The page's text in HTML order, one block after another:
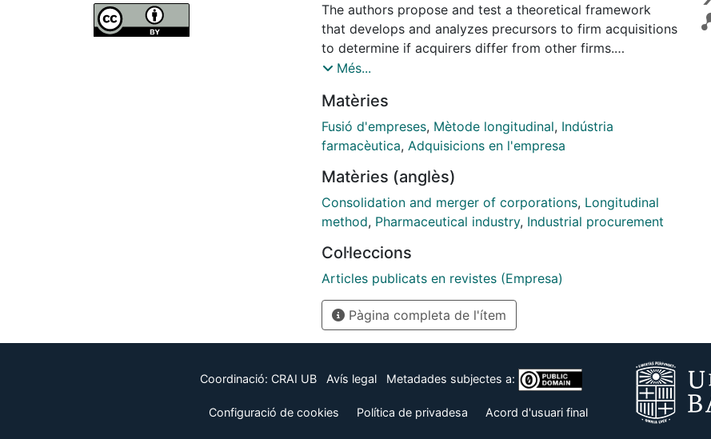
The authors propose and test a theoretical framework
that develops and analyzes precursors to firm acquisitions
to determine if acquirers differ from other firms.
Design/methodology/approach The authors use
firms in the global pharmaceutical industry from 1991 to
2012 with 1,327 firm-year observations (...)
Més...
Matèries
Fusió d'empreses, Mètode longitudinal, Indústria
farmacèutica, Adquisicions en l'empresa
Matèries (anglès)
Consolidation and merger of corporations, Longitudinal
method, Pharmaceutical industry, Industrial procurement
Col·leccions
Articles publicats en revistes (Empresa)
Pàgina completa de l'ítem
Coordinació: CRAI UB Avís legal Metadades subjectes a:
Configuració de cookies Política de privadesa Acord d'usuari final